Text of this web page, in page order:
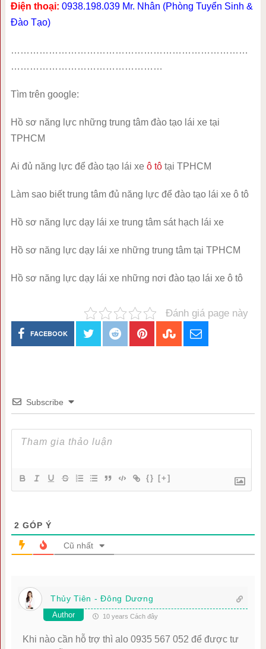
Điện thoại: 0938.198.039 Mr. Nhân (Phòng Tuyển Sinh &
Đào Tạo)
…………………………………………………………………
…………………………………………
Tìm trên google:
Hồ sơ năng lực những trung tâm đào tạo lái xe tại
TPHCM
Ai đủ năng lực để đào tạo lái xe ô tôtại TPHCM
Làm sao biết trung tâm đủ năng lực để đào tạo lái xe ô tô
Hồ sơ năng lực dạy lái xe trung tâm sát hạch lái xe
Hồ sơ năng lực dạy lái xe những trung tâm tại TPHCM
Hồ sơ năng lực dạy lái xe những nơi đào tạo lái xe ô tô
Đánh giá page này
FACEBOOK
Subscribe
{} [+]
2 GÓP Ý
Cũ nhất
Thủy Tiên - Đông Dương
Author 10 years Cách đây
Khi nào cần hỗ trợ thì alo 0935 567 052 để được tư